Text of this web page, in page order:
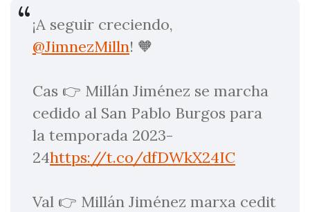
¡A seguir creciendo,
@JimnezMilln! 🧡
Cas 👉 Millán Jiménez se marcha
cedido al San Pablo Burgos para
la temporada 2023-
24https://t.co/dfDWkX24IC
Val 👉 Millán Jiménez marxa cedit